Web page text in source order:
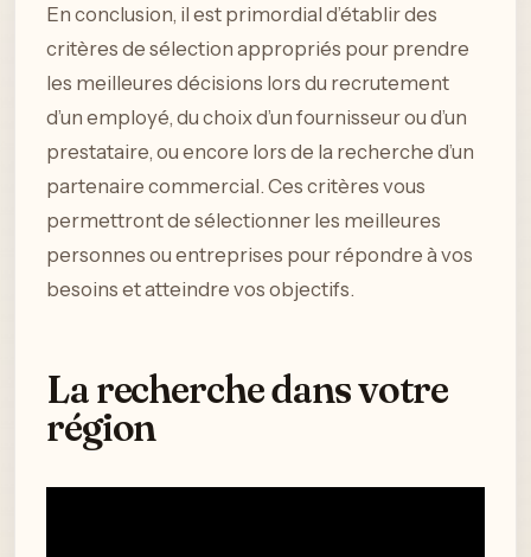
En conclusion, il est primordial d’établir des
critères de sélection appropriés pour prendre
les meilleures décisions lors du recrutement
d’un employé, du choix d’un fournisseur ou d’un
prestataire, ou encore lors de la recherche d’un
partenaire commercial. Ces critères vous
permettront de sélectionner les meilleures
personnes ou entreprises pour répondre à vos
besoins et atteindre vos objectifs.
La recherche dans votre
région